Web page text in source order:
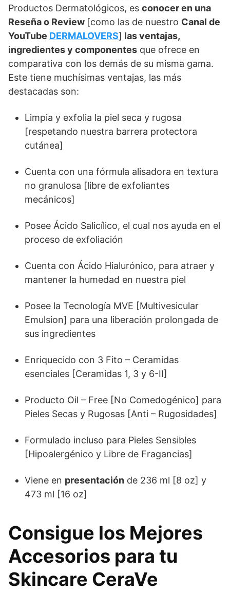
Productos Dermatológicos, es conocer en una
Reseña o Review [como las de nuestro Canal de
YouTube DERMALOVERS] las ventajas,
ingredientes y componentes que ofrece en
comparativa con los demás de su misma gama.
Este tiene muchísimas ventajas, las más
destacadas son:
Limpia y exfolia la piel seca y rugosa
[respetando nuestra barrera protectora
cutánea]
Cuenta con una fórmula alisadora en textura
no granulosa [libre de exfoliantes
mecánicos]
Posee Ácido Salicílico, el cual nos ayuda en el
proceso de exfoliación
Cuenta con Ácido Hialurónico, para atraer y
mantener la humedad en nuestra piel
Posee la Tecnología MVE [Multivesicular
Emulsion] para una liberación prolongada de
sus ingredientes
Enriquecido con 3 Fito – Ceramidas
esenciales [Ceramidas 1, 3 y 6-II]
Producto Oil – Free [No Comedogénico] para
Pieles Secas y Rugosas [Anti – Rugosidades]
Formulado incluso para Pieles Sensibles
[Hipoalergénico y Libre de Fragancias]
Viene en presentación de 236 ml [8 oz] y
473 ml [16 oz]
Consigue los Mejores
Accesorios para tu
Skincare CeraVe